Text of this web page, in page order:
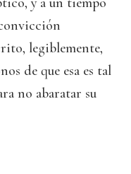
legiblemente,
de que esa es tal
no abaratar su